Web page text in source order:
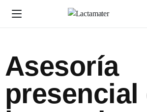
Asesoría
presencial